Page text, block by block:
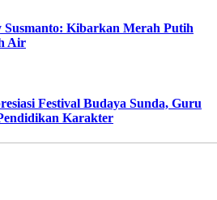
Kibarkan Merah Putih
Air
Festival Budaya Sunda, Guru
Karakter